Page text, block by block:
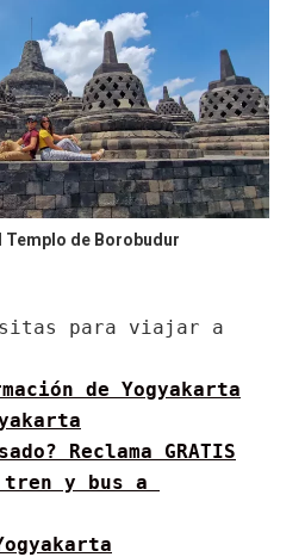
Templo de Borobudur
de Yogyakarta
Reclama GRATIS